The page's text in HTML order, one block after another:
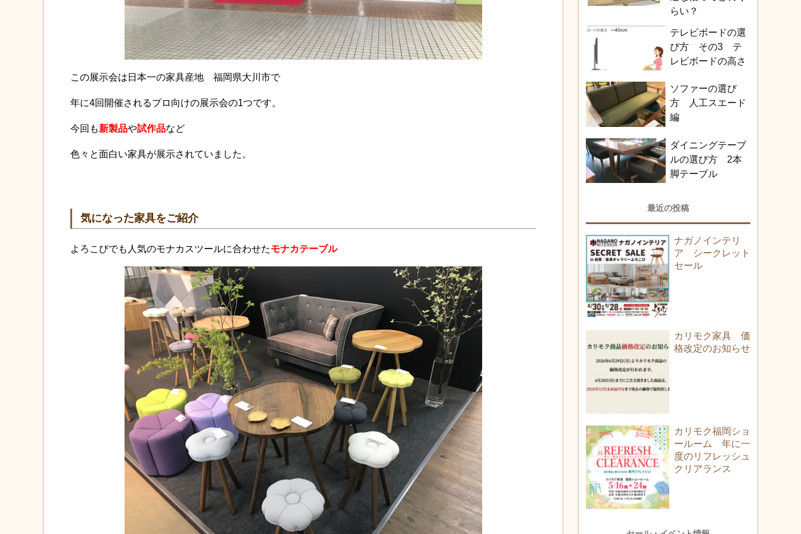
この展示会は日本一の家具産地 福岡県大川市で
年に4回開催されるプロ向けの展示会の1つです。
今回も新製品や試作品など
色々と面白い家具が展示されていました。
気になった家具をご紹介
よろこびでも人気のモナカスツールに合わせたモナカテーブル
らい？
テレビボードの選
び方 その3 テ
レビボードの高さ
ソファーの選び
方 人工スエード
編
ダイニングテーブ
ルの選び方 2本
脚テーブル
最近の投稿
ナガノインテリ
ア シークレット
セール
カリモク家具 価
格改定のお知らせ
カリモク福岡ショ
ールーム 年に一
度のリフレッシュ
クリアランス